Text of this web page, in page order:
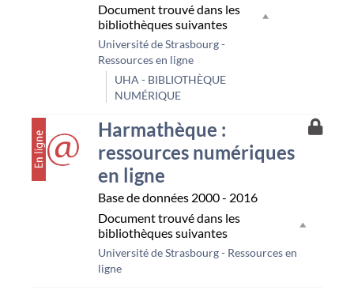
Document trouvé dans les
bibliothèques suivantes
Université de Strasbourg -
Ressources en ligne
UHA - BIBLIOTHÈQUE
NUMÉRIQUE
Harmathèque :
ressources numériques
en ligne
Base de données 2000 - 2016
Document trouvé dans les
bibliothèques suivantes
Université de Strasbourg - Ressources en
ligne
Accès
à